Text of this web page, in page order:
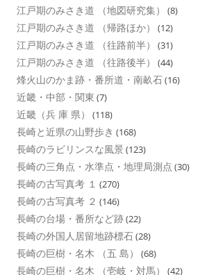
江戸期のみさき道 （地図研究集） (8)
江戸期のみさき道 （帰路ほか） (12)
江戸期のみさき道 （往路前半） (31)
江戸期のみさき道 （往路後半） (44)
烽火山のかま跡・番所道・南畝石(16)
近畿・中部・関東 (7)
近畿（兵 庫 県） (118)
長崎と近県の山野歩き (168)
長崎のラビリンスな風景 (123)
長崎の三角点・水準点・地理局測点 (30)
長崎の古写真考 １ (270)
長崎の古写真考 ２ (146)
長崎の台場・番所など跡(22)
長崎の外国人居留地跡標石(28)
長崎の巨樹・名木 （五 島） (68)
長崎の巨樹・名木 （壱岐・対馬） (42)